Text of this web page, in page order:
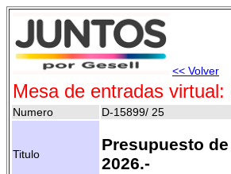
<< Volver
Mesa de entradas
Numero D-15899/ 25
Titulo
Presupuesto
2026.-